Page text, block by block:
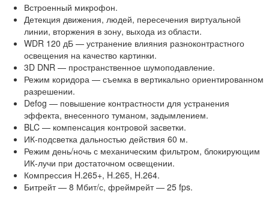
Встроенный микрофон.
Детекция движения, людей, пересечения виртуальной
линии, вторжения в зону, выхода из области.
WDR 120 дБ — устранение влияния разноконтрастного
освещения на качество картинки.
3D DNR — пространственное шумоподавление.
Режим коридора — съемка в вертикально ориентированном
разрешении.
Defog — повышение контрастности для устранения
эффекта, внесенного туманом, задымлением.
BLC — компенсация контровой засветки.
ИК-подсветка дальностью действия 60 м.
Режим день/ночь с механическим фильтром, блокирующим
ИК-лучи при достаточном освещении.
Компрессия H.265+, H.265, H.264.
Битрейт — 8 Мбит/с, фреймрейт — 25 fps.